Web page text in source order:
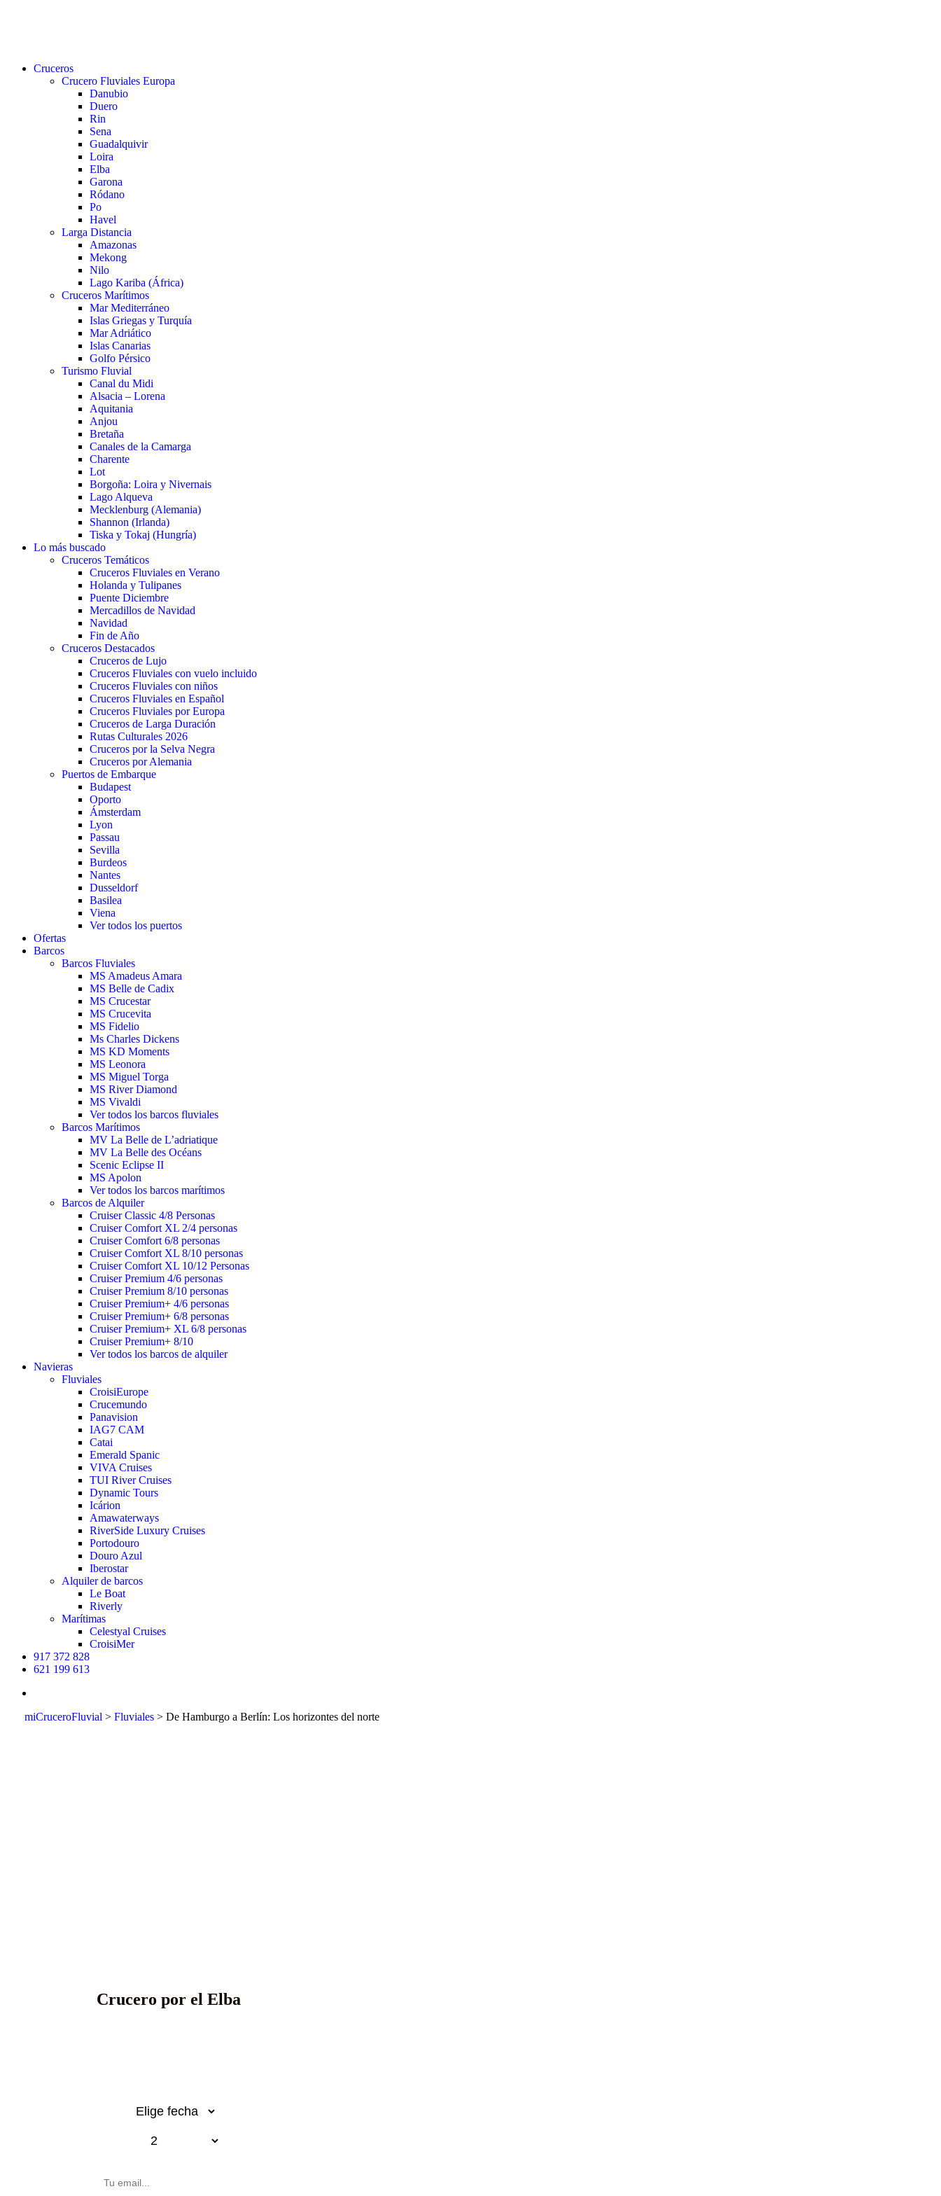
buscar
Menu
Cruceros
Crucero Fluviales Europa
Danubio
Duero
Rin
Sena
Guadalquivir
Loira
Elba
Garona
Ródano
Po
Havel
Larga Distancia
Amazonas
Mekong
Nilo
Lago Kariba (África)
Cruceros Marítimos
Mar Mediterráneo
Islas Griegas y Turquía
Mar Adriático
Islas Canarias
Golfo Pérsico
Turismo Fluvial
Canal du Midi
Alsacia – Lorena
Aquitania
Anjou
Bretaña
Canales de la Camarga
Charente
Lot
Borgoña: Loira y Nivernais
Lago Alqueva
Mecklenburg (Alemania)
Shannon (Irlanda)
Tiska y Tokaj (Hungría)
Lo más buscado
Cruceros Temáticos
Cruceros Fluviales en Verano
Holanda y Tulipanes
Puente Diciembre
Mercadillos de Navidad
Navidad
Fin de Año
Cruceros Destacados
Cruceros de Lujo
Cruceros Fluviales con vuelo incluido
Cruceros Fluviales con niños
Cruceros Fluviales en Español
Cruceros Fluviales por Europa
Cruceros de Larga Duración
Rutas Culturales 2026
Cruceros por la Selva Negra
Cruceros por Alemania
Puertos de Embarque
Budapest
Oporto
Ámsterdam
Lyon
Passau
Sevilla
Burdeos
Nantes
Dusseldorf
Basilea
Viena
Ver todos los puertos
Ofertas
Barcos
Barcos Fluviales
MS Amadeus Amara
MS Belle de Cadix
MS Crucestar
MS Crucevita
MS Fidelio
Ms Charles Dickens
MS KD Moments
MS Leonora
MS Miguel Torga
MS River Diamond
MS Vivaldi
Ver todos los barcos fluviales
Barcos Marítimos
MV La Belle de L’adriatique
MV La Belle des Océans
Scenic Eclipse II
MS Apolon
Ver todos los barcos marítimos
Barcos de Alquiler
Cruiser Classic 4/8 Personas
Cruiser Comfort XL 2/4 personas
Cruiser Comfort 6/8 personas
Cruiser Comfort XL 8/10 personas
Cruiser Comfort XL 10/12 Personas
Cruiser Premium 4/6 personas
Cruiser Premium 8/10 personas
Cruiser Premium+ 4/6 personas
Cruiser Premium+ 6/8 personas
Cruiser Premium+ XL 6/8 personas
Cruiser Premium+ 8/10
Ver todos los barcos de alquiler
Navieras
Fluviales
CroisiEurope
Crucemundo
Panavision
IAG7 CAM
Catai
Emerald Spanic
VIVA Cruises
TUI River Cruises
Dynamic Tours
Icárion
Amawaterways
RiverSide Luxury Cruises
Portodouro
Douro Azul
Iberostar
Alquiler de barcos
Le Boat
Riverly
Marítimas
Celestyal Cruises
CroisiMer
917 372 828
621 199 613
miCruceroFluvial > Fluviales> De Hamburgo a Berlín: Los horizontes del norte
Crucero por el Elba